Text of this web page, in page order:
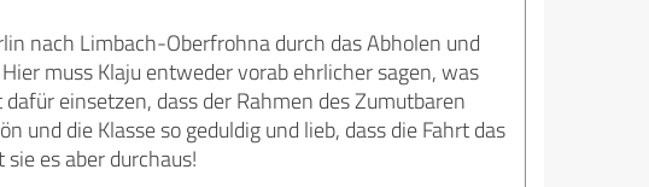
nach Limbach-Oberfrohna durch das Abholen und
muss Klaju entweder vorab ehrlicher sagen, was
einsetzen, dass der Rahmen des Zumutbaren
und die Klasse so geduldig und lieb, dass die Fahrt das
es aber durchaus!